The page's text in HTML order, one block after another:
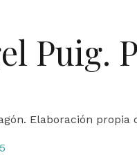
Puig.
Elaboración propia